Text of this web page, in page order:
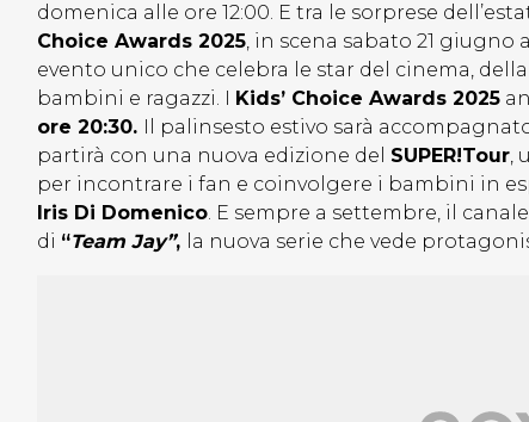
domenica alle ore 12:00. E tra le sorprese
Choice Awards 2025, in scena sabato 21 giugno
evento unico che celebra le star del cinema,
bambini e ragazzi. I Kids’ Choice Awards 2025
ore 20:30. Il palinsesto estivo sarà
partirà con una nuova edizione del SUPER!Tour,
per incontrare i fan e coinvolgere i bambini in
Iris Di Domenico. E sempre a settembre, il
di “Team Jay”, la nuova serie che vede